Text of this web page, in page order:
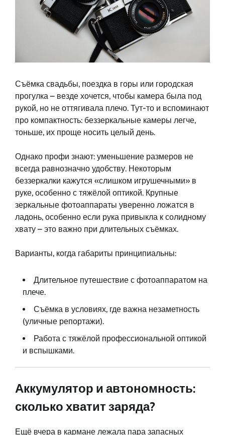
Съёмка свадьбы, поездка в горы или городская
прогулка – везде хочется, чтобы камера была под
рукой, но не оттягивала плечо. Тут-то и вспоминают
про компактность: беззеркальные камеры легче,
тоньше, их проще носить целый день.
Однако профи знают: уменьшение размеров не
всегда равнозначно удобству. Некоторым
беззеркалки кажутся «слишком игрушечными» в
руке, особенно с тяжёлой оптикой. Крупные
зеркальные фотоаппараты уверенно ложатся в
ладонь, особенно если рука привыкла к солидному
хвату – это важно при длительных съёмках.
Варианты, когда габариты принципиальны:
Длительное путешествие с фотоаппаратом на
плече.
Съёмка в условиях, где важна незаметность
(уличные репортажи).
Работа с тяжёлой профессиональной оптикой
и вспышками.
Аккумулятор и автономность:
сколько хватит заряда?
Ещё вчера в кармане лежала пара запасных